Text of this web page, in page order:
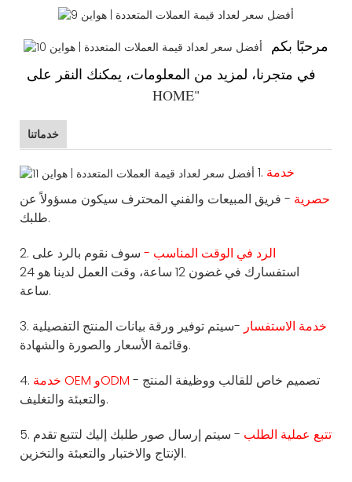
مرحبًا بكم
في متجرنا، لمزيد من المعلومات، يمكنك النقر على
HOME"
خدماتنا
1. خدمة
حصرية - فريق المبيعات والفني المحترف سيكون مسؤولاً عن
طلبك.
2.
الرد في الوقت المناسب - سوف نقوم بالرد على
استفسارك في غضون 12 ساعة، وقت العمل لدينا هو 24
ساعة.
3.
خدمة الاستفسار -سيتم توفير ورقة بيانات المنتج التفصيلية
وقائمة الأسعار والصورة والشهادة.
4.
خدمة OEM وODM - تصميم خاص للقالب ووظيفة المنتج
والتعبئة والتغليف.
5.
تتبع عملية الطلب - سيتم إرسال صور طلبك إليك لتتبع تقدم
الإنتاج والاختبار والتعبئة والتخزين.